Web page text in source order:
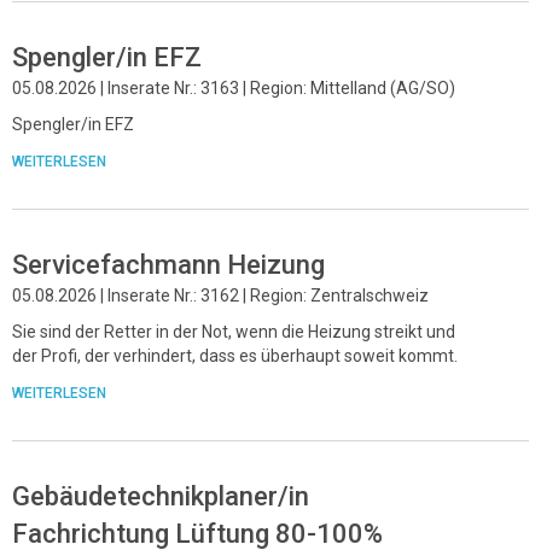
Spengler/in EFZ
05.08.2026 | Inserate Nr.: 3163 | Region: Mittelland (AG/SO)
Spengler/in EFZ
WEITERLESEN
Servicefachmann Heizung
05.08.2026 | Inserate Nr.: 3162 | Region: Zentralschweiz
Sie sind der Retter in der Not, wenn die Heizung streikt und
der Profi, der verhindert, dass es überhaupt soweit kommt.
WEITERLESEN
Gebäudetechnikplaner/in
Fachrichtung Lüftung 80-100%